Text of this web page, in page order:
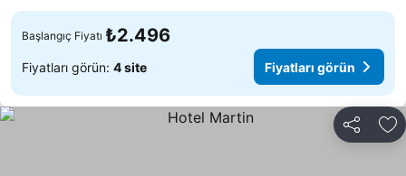
Başlangıç Fiyatı ₺2.496
Fiyatları görün: 4 site Fiyatları görün
Paylaş